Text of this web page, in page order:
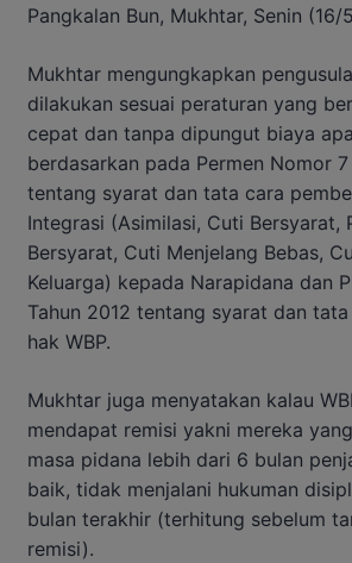
Pangkalan Bun, Mukhtar, Senin
Mukhtar mengungkapkan
dilakukan sesuai peraturan yang
cepat dan tanpa dipungut biaya
berdasarkan pada Permen Nomor
tentang syarat dan tata cara
Integrasi (Asimilasi, Cuti Bersyarat,
Bersyarat, Cuti Menjelang Bebas,
Keluarga) kepada Narapidana dan
Tahun 2012 tentang syarat dan
hak WBP.
Mukhtar juga menyatakan kalau
mendapat remisi yakni mereka
masa pidana lebih dari 6 bulan
baik, tidak menjalani hukuman
bulan terakhir (terhitung sebelum
remisi).